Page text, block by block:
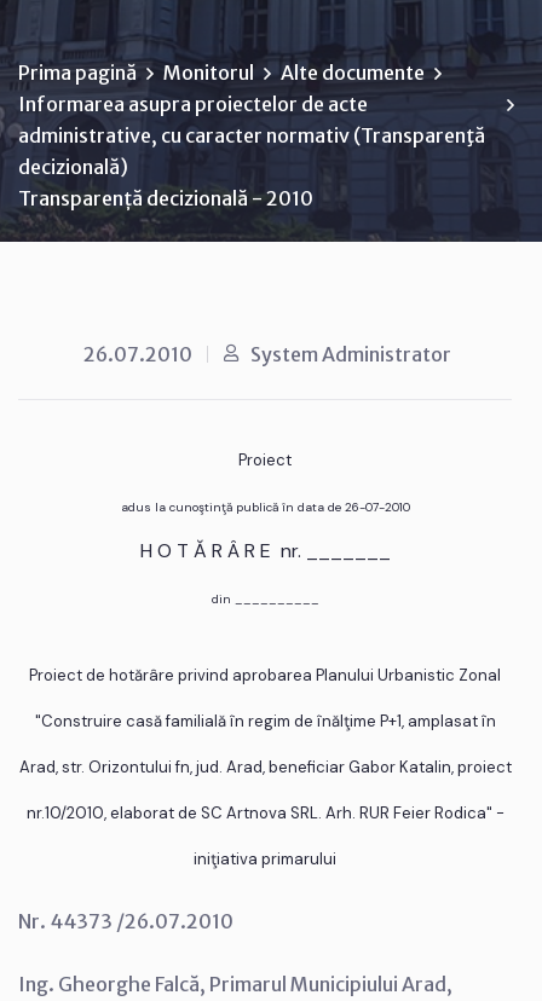
Prima pagină Monitorul
Alte documente
Informarea asupra proiectelor de acte
administrative, cu caracter normativ (Transparenţă
decizională)
Transparență decizională - 2010
26.07.2010 System Administrator
Proiect
adus la cunoştinţă publică în data de 26-07-2010
H O T Ă R Â R E nr. _______
din __________
Proiect de hotărâre privind aprobarea Planului Urbanistic Zonal
"Construire casă familială în regim de înălţime P+1, amplasat în
Arad, str. Orizontului fn, jud. Arad, beneficiar Gabor Katalin, proiect
nr.10/2010, elaborat de SC Artnova SRL. Arh. RUR Feier Rodica" -
iniţiativa primarului
Nr. 44373 /26.07.2010
Ing. Gheorghe Falcă, Primarul Municipiului Arad,